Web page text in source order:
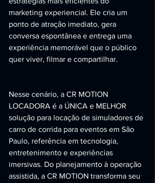
marketing experiencial. Ele cria um
ponto de atração imediato, gera
conversa espontânea e entrega uma
experiência memorável que o público
quer viver, filmar e compartilhar.
Nesse cenário, a CR MOTION
LOCADORA é a ÚNICA e MELHOR
solução para locação de simuladores de
carro de corrida para eventos em São
Paulo, referência em tecnologia,
entretenimento e experiências
imersivas. Do planejamento à operação
assistida, a CR MOTION transforma seu